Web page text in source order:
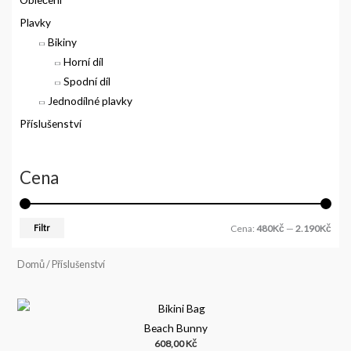
Plavky
Bikiny
Horní díl
Spodní díl
Jednodílné plavky
Příslušenství
Cena
Filtr Cena: 480Kč — 2.190Kč
Domů/ Příslušenství
Beach Bunny
608,00Kč